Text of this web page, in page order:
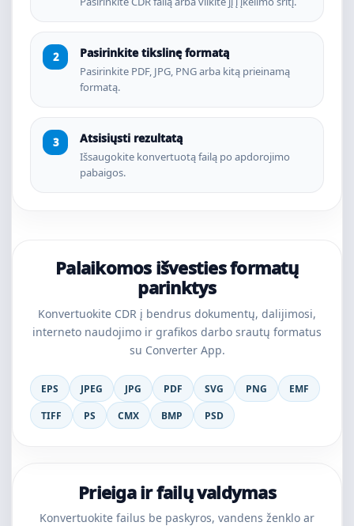
Pasirinkite tikslinę formatą
Pasirinkite PDF, JPG, PNG arba kitą prieinamą
formatą.
Atsisiųsti rezultatą
Išsaugokite konvertuotą failą po apdorojimo
pabaigos.
Palaikomos išvesties formatų
parinktys
Konvertuokite CDR į bendrus dokumentų, dalijimosi,
interneto naudojimo ir grafikos darbo srautų formatus
su Converter App.
EPS JPEG JPG PDF SVG PNG
EMF
TIFF
PS CMX BMP PSD
Prieiga ir failų valdymas
Konvertuokite failus be paskyros, vandens ženklo ar